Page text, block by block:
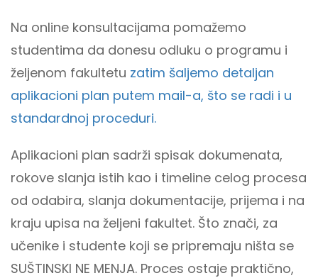
Na online konsultacijama pomažemo
studentima da donesu odluku o programu i
željenom fakultetu zatim šaljemo detaljan
aplikacioni plan putem mail-a, što se radi i u
standardnoj proceduri.
Aplikacioni plan sadrži spisak dokumenata,
rokove slanja istih kao i timeline celog procesa
od odabira, slanja dokumentacije, prijema i na
kraju upisa na željeni fakultet. Što znači, za
učenike i studente koji se pripremaju ništa se
SUŠTINSKI NE MENJA. Proces ostaje praktično,